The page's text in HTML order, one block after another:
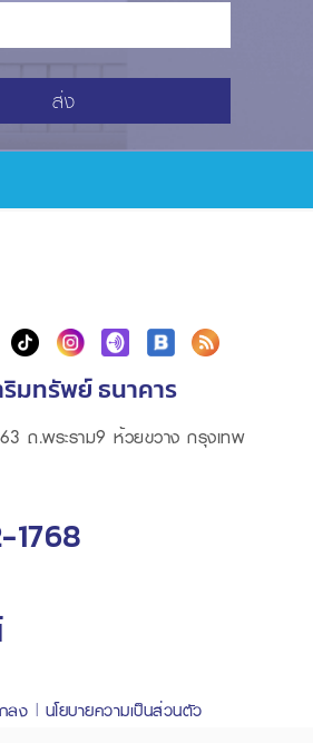
ส่ง
มทรัพย์ ธนาคาร
ถ.พระราม9 ห้วยขวาง กรุงเทพ
ลง
นโยบายความเป็นส่วนตัว